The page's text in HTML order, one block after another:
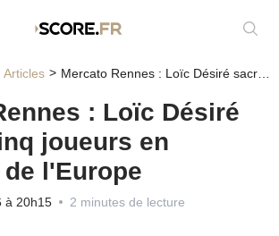
Articles Mercato Rennes : Loïc Désiré sacrifie cinq joueurs en prévision de l'Europe
: Loïc Désiré
joueurs en
l'Europe
à 20h15 2 minutes de lecture